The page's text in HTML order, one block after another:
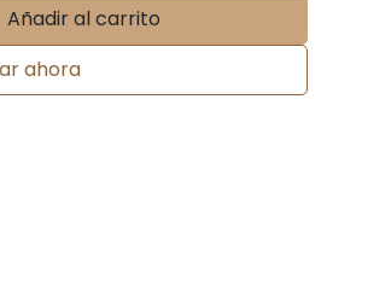
Añadir al carrito
ahora